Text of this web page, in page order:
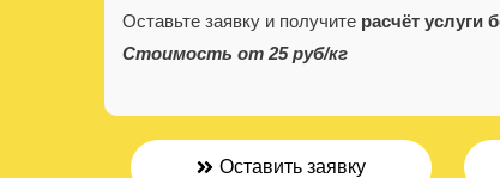
Оставьте заявку и получите расчёт услуги
Стоимость от 25 руб/кг
Оставить заявку